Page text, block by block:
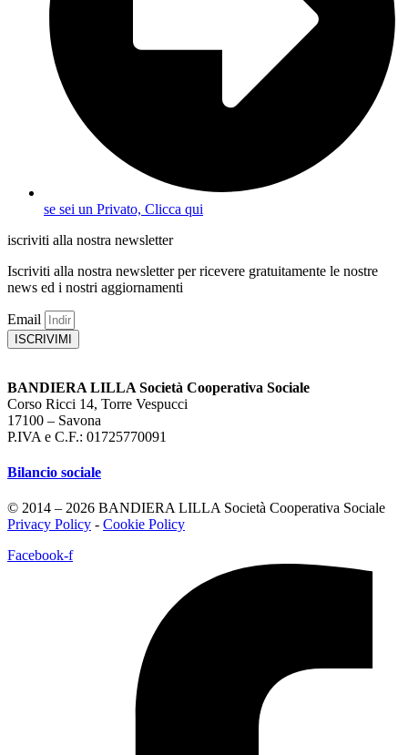
se sei un Privato, Clicca qui
iscriviti alla nostra newsletter
Iscriviti alla nostra newsletter per ricevere gratuitamente le nostre
news ed i nostri aggiornamenti
Email
ISCRIVIMI
BANDIERA LILLA Società Cooperativa Sociale
Corso Ricci 14, Torre Vespucci
17100 – Savona
P.IVA e C.F.: 01725770091
Bilancio sociale
© 2014 – 2026 BANDIERA LILLA Società Cooperativa Sociale
Privacy Policy - Cookie Policy
Facebook-f